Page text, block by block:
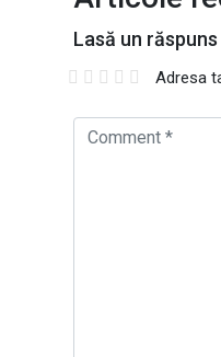
Lasă un răspuns
Adresa